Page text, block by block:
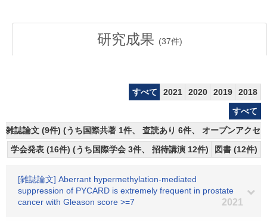
研究成果 (37件)
すべて 2021 2020 2019
2018
すべて
雑誌論文 (9件) (うち国際共著 1件、 査読あり 6件、 オープンアクセ
学会発表 (16件) (うち国際学会 3件、 招待講演 12件)
図書 (12件)
[雑誌論文] Aberrant hypermethylation-mediated
suppression of PYCARD is extremely frequent in prostate
cancer with Gleason score >=7
2021